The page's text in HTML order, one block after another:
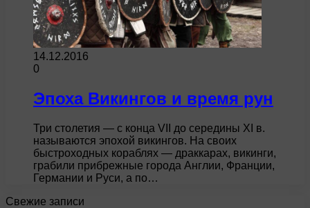
14.12.2016
0
Эпоха Викингов и время рун
Три столетия — с конца VII до середины XI в.
называются эпохой викингов. На своих
быстроходных кораблях — драккарах, викинги,
грабили прибрежные города Англии, Франции,
Германии и Руси, а по…
Свежие записи